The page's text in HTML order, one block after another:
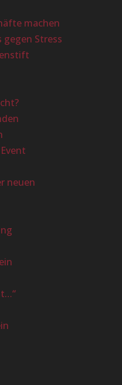
machen
gegen Stress
neuen